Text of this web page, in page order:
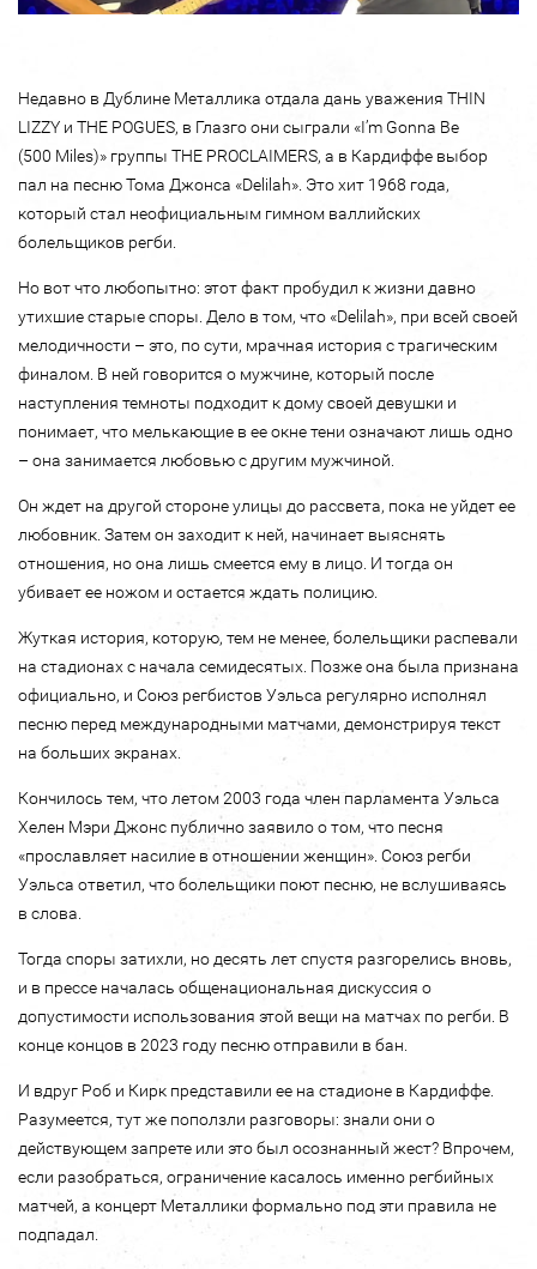
Недавно в Дублине Металлика отдала дань уважения THIN
LIZZY и THE POGUES, в Глазго они сыграли «I’m Gonna Be
(500 Miles)» группы THE PROCLAIMERS, а в Кардиффе выбор
пал на песню Тома Джонса «Delilah». Это хит 1968 года,
который стал неофициальным гимном валлийских
болельщиков регби.
Но вот что любопытно: этот факт пробудил к жизни давно
утихшие старые споры. Дело в том, что «Delilah», при всей своей
мелодичности – это, по сути, мрачная история с трагическим
финалом. В ней говорится о мужчине, который после
наступления темноты подходит к дому своей девушки и
понимает, что мелькающие в ее окне тени означают лишь одно
– она занимается любовью с другим мужчиной.
Он ждет на другой стороне улицы до рассвета, пока не уйдет ее
любовник. Затем он заходит к ней, начинает выяснять
отношения, но она лишь смеется ему в лицо. И тогда он
убивает ее ножом и остается ждать полицию.
Жуткая история, которую, тем не менее, болельщики распевали
на стадионах с начала семидесятых. Позже она была признана
официально, и Союз регбистов Уэльса регулярно исполнял
песню перед международными матчами, демонстрируя текст
на больших экранах.
Кончилось тем, что летом 2003 года член парламента Уэльса
Хелен Мэри Джонс публично заявило о том, что песня
«прославляет насилие в отношении женщин». Союз регби
Уэльса ответил, что болельщики поют песню, не вслушиваясь
в слова.
Тогда споры затихли, но десять лет спустя разгорелись вновь,
и в прессе началась общенациональная дискуссия о
допустимости использования этой вещи на матчах по регби. В
конце концов в 2023 году песню отправили в бан.
И вдруг Роб и Кирк представили ее на стадионе в Кардиффе.
Разумеется, тут же поползли разговоры: знали они о
действующем запрете или это был осознанный жест? Впрочем,
если разобраться, ограничение касалось именно регбийных
матчей, а концерт Металлики формально под эти правила не
подпадал.